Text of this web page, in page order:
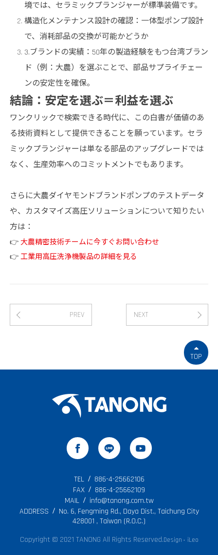
境では、セラミックプランジャーが標準装備です。
構造化メンテナンス設計の確認：一体型ポンプ設計
で、消耗部品の交換が可能かどうか
3.ブランドの実績：50年の製造経験をもつ台湾ブラン
ド（例：大農）を選ぶことで、部品サプライチェー
ンの安定性を確保。
結論：安定を選ぶ＝利益を選ぶ
ワンクリックで検索できる時代に、この白書が価値のあ
る技術資料として提供できることを願っています。セラ
ミックプランジャーは単なる部品のアップグレードでは
なく、生産効率へのコミットメントでもあります。
さらに大農ダイヤモンドブランドポンプのテストデータ
や、カスタマイズ高圧ソリューションについて知りたい
方は：
👉 大農精密技術チームに今すぐお問い合わせ
👉 工業用高圧洗浄機製品の詳細を見る
PREV NEXT
TOP
TEL
886-4-25662106
FAX
886-4-25662109
MAIL
info@tanong.com.tw
ADDRESS
No. 6, Fengming Rd., Daya Dist., Taichung City
428001 , Taiwan (R.O.C.)
Copyright © 2021 TANONG All Rights Reserved.Design ‧ iLeo